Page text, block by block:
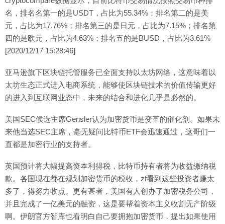
名，排名名第一的是USDT，占比为55.34%；排名第二的是美
元，占比为17.76%；排名第三的是日元，占比为7.15%；排名第
四的是欧元，占比为4.63%；排名五的是BUSD，占比为3.61%
[2020/12/17 15:28:46]
亚马逊旗下区块链托管服务已全面支持以太坊网络，这意味着以
太坊生态正式进入电商系统，能够使区块链技术的价值传输更好
的进入到互联网业态中，未来的结合和进化几乎是必然的。
美国SEC候选主席Gensler认为加密货币是变革的催化剂。如果未
来他当选SEC主席，毫无疑问比特币ETF会迅速通过，这哥们一
直都是加密行业的支持者。
英国预计将大幅提高资本利得税，比特币持有者将为收益缴纳税
款。各国现在都在规划加密货币的税收，zf看到这些投资者赚太
多了，得努力收点。更有甚者，美国有人创办了加密税务公司，
并且完成了一亿美元的融资，这是要帮着资本主义收割无产阶级
啊。伊朗官方智库也看明白自己要拥抱加密货币，提出如果使用